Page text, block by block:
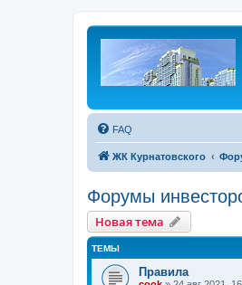
FAQ
ЖК Курнатовского
Форумы
Новая тема
ТЕМЫ
Правила